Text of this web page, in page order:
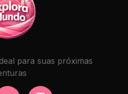
para suas próximas